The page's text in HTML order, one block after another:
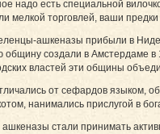
надо есть специальной
мелкой торговлей, ваши
ашкеназы прибыли в
общину создали в Амстердаме в
властей эти общины
от сефардов языком,
нанимались прислугой в
ашкеназы стали принимать